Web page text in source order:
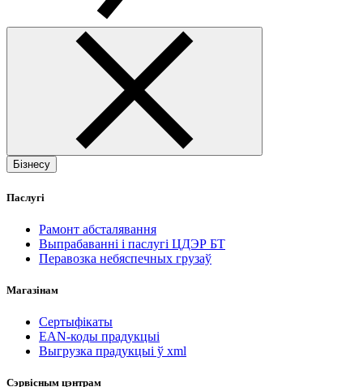
Бізнесу
Паслугі
Рамонт абсталявання
Выпрабаванні і паслугі ЦДЭР БТ
Перавозка небяспечных грузаў
Магазінам
Сертыфікаты
EAN-коды прадукцыі
Выгрузка прадукцыі ў xml
Сэрвісным цэнтрам